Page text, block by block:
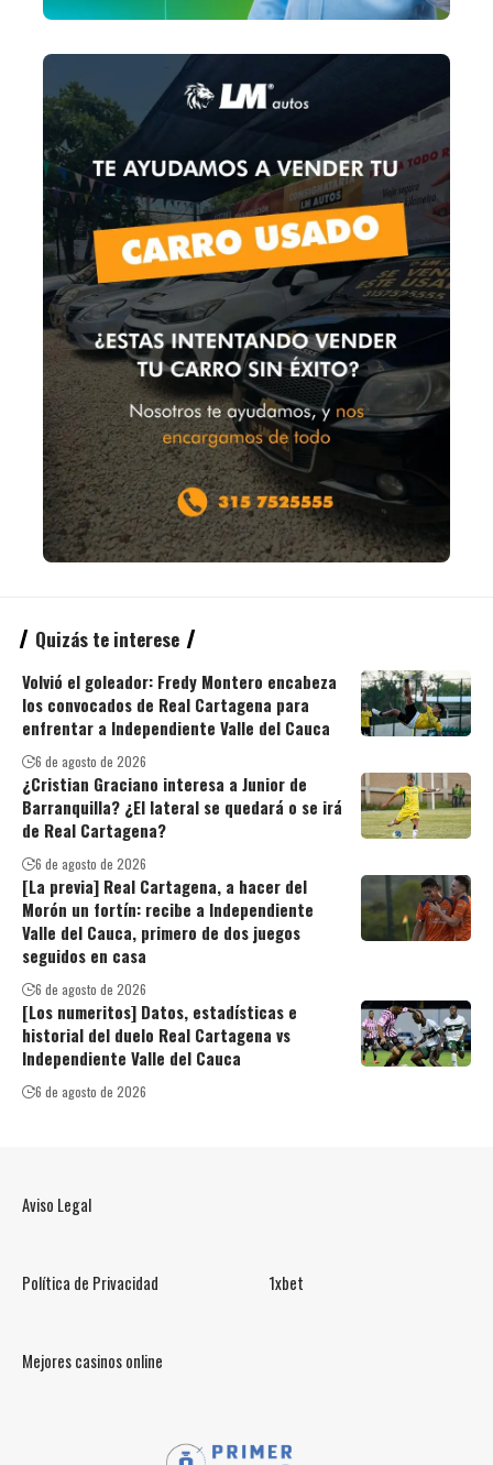
Quizás te interese
Volvió el goleador: Fredy Montero encabeza
los convocados de Real Cartagena para
enfrentar a Independiente Valle del Cauca
6 de agosto de 2026
¿Cristian Graciano interesa a Junior de
Barranquilla? ¿El lateral se quedará o se irá
de Real Cartagena?
6 de agosto de 2026
[La previa] Real Cartagena, a hacer del
Morón un fortín: recibe a Independiente
Valle del Cauca, primero de dos juegos
seguidos en casa
6 de agosto de 2026
[Los numeritos] Datos, estadísticas e
historial del duelo Real Cartagena vs
Independiente Valle del Cauca
6 de agosto de 2026
Aviso Legal
Política de Privacidad 1xbet
Mejores casinos online